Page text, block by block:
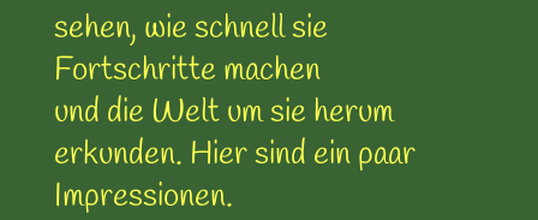
sehen, wie schnell sie
Fortschritte machen
und die Welt um sie herum
erkunden. Hier sind ein paar
Impressionen.